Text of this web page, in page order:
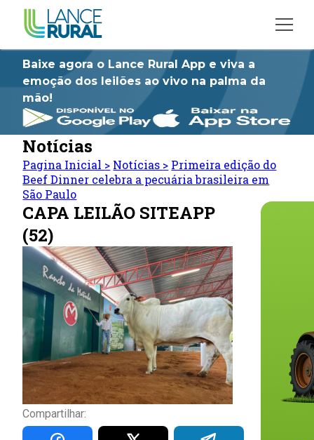
Baixe agora o Lance Rural App e viva a
emoção dos leilões ao vivo na palma da
mão!
Notícias
Pagina Inicial > Notícias > Primeira edição do
Beef Dinner celebra a pecuária brasileira em
São Paulo
CAPA LEILÃO SITEAPP
(52)
Compartilhar: